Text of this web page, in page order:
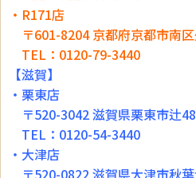
・R171店
〒601-8204 京都府京都市南
TEL：0120-79-3440
【滋賀】
・栗東店
〒520-3042 滋賀県栗東市辻
TEL：0120-54-3440
・大津店
〒520-0822 滋賀県大津市秋